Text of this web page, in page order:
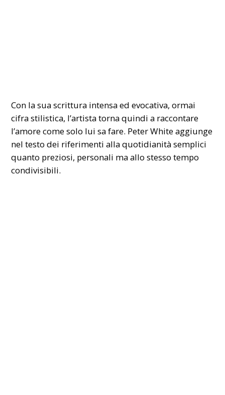
Con la sua scrittura intensa ed evocativa, ormai
cifra stilistica, l’artista torna quindi a raccontare
l’amore come solo lui sa fare. Peter White aggiunge
nel testo dei riferimenti alla quotidianità semplici
quanto preziosi, personali ma allo stesso tempo
condivisibili.